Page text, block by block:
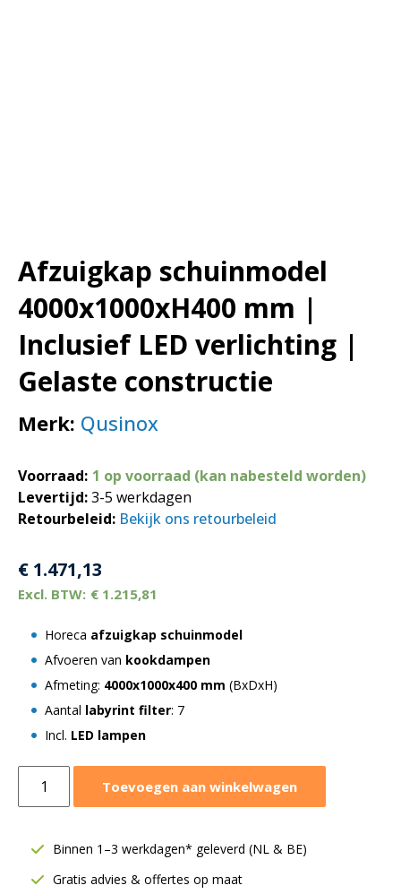
Afzuigkap schuinmodel
4000x1000xH400 mm |
Inclusief LED verlichting |
Gelaste constructie
Merk: Qusinox
Voorraad: 1 op voorraad (kan nabesteld worden)
Levertijd:3-5 werkdagen
Retourbeleid: Bekijk ons retourbeleid
€ 1.471,13
€ 1.215,81
Horeca afzuigkap schuinmodel
Afvoeren van kookdampen
Afmeting: 4000x1000x400 mm (BxDxH)
Aantal labyrint filter: 7
Incl. LED lampen
schuinmodel
Inclusief
Toevoegen aan winkelwagen
Binnen 1–3 werkdagen* geleverd (NL & BE)
Gratis advies & offertes op maat